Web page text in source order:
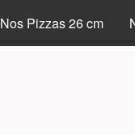
Nos Pizzas 26 cm